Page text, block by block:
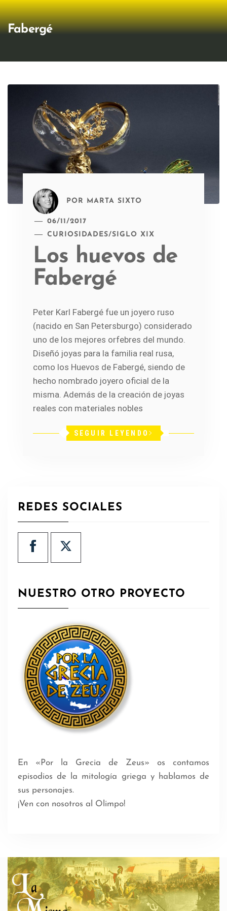
Fabergé
POR MARTA SIXTO
06/11/2017
CURIOSIDADES/SIGLO XIX
Los huevos de
Fabergé
Peter Karl Fabergé fue un joyero ruso
(nacido en San Petersburgo) considerado
uno de los mejores orfebres del mundo.
Diseñó joyas para la familia real rusa,
como los Huevos de Fabergé, siendo de
hecho nombrado joyero oficial de la
misma. Además de la creación de joyas
reales con materiales nobles
SEGUIR LEYENDO
REDES SOCIALES
NUESTRO OTRO PROYECTO
En «Por la Grecia de Zeus» os contamos
episodios de la mitología griega y hablamos de
sus personajes.
¡Ven con nosotros al Olimpo!